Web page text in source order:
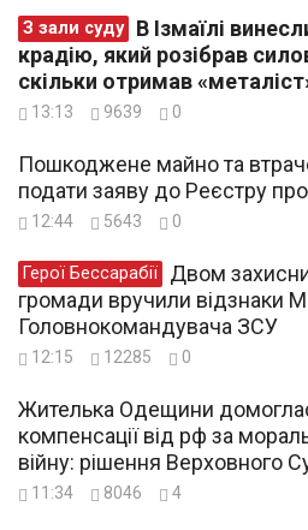
З зали суду
крадію, який розібрав
скільки отримав
13:13 9639 0
Пошкоджене майно та
подати заяву до Реєстру
12:44 5643 0
Герої Бессарабії
громади вручили відзнаки
Головнокомандувача ЗСУ
12:15 12285 0
Жителька Одещини
компенсації від рф за
війну: рішення Верховного
11:34 8046 4